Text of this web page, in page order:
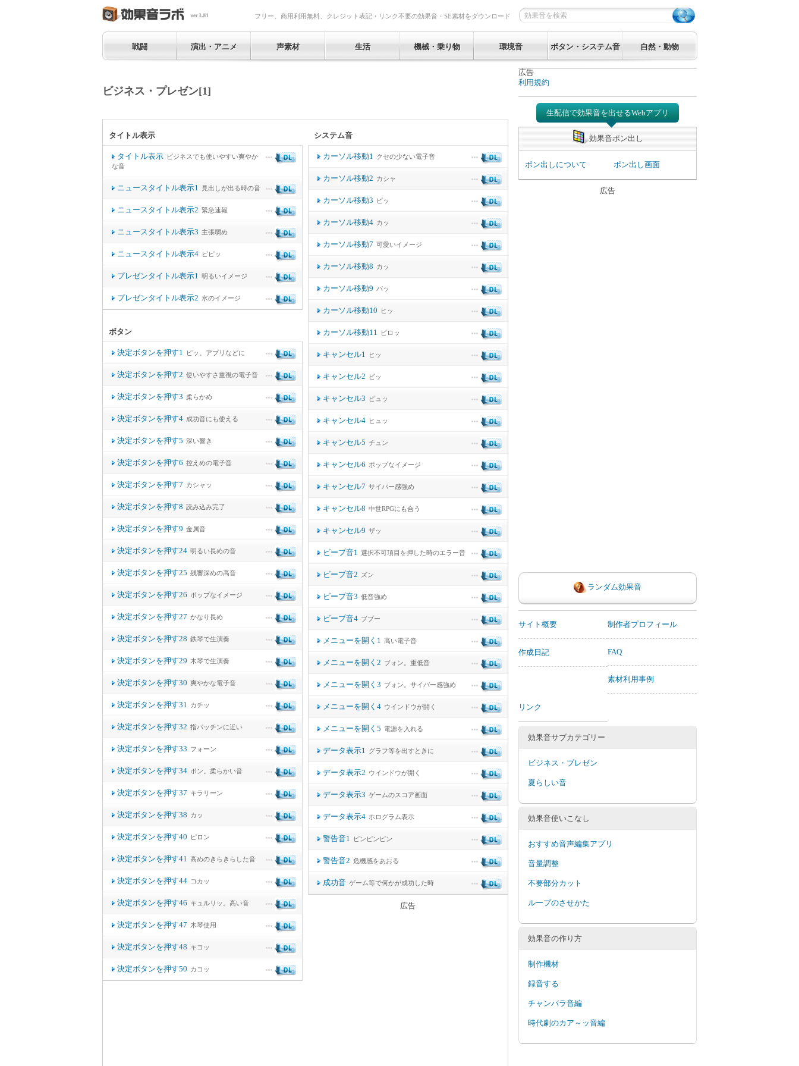
フリー、商用利用無料、クレジット表記・リンク不要の効果音・SE素材をダウンロード
戦闘 演出・アニメ 声素材 生活 機械・乗り物 環境音 ボタン・システム音 自然・動物
ビジネス・プレゼン[1]
タイトル表示
タイトル表示 ビジネスでも使いやすい爽やか
な音
ニュースタイトル表示1 見出しが出る時の音
ニュースタイトル表示2 緊急速報
ニュースタイトル表示3 主張弱め
ニュースタイトル表示4 ピピッ
プレゼンタイトル表示1 明るいイメージ
プレゼンタイトル表示2 水のイメージ
ボタン
決定ボタンを押す1 ピッ。アプリなどに
決定ボタンを押す2 使いやすさ重視の電子音
決定ボタンを押す3 柔らかめ
決定ボタンを押す4 成功音にも使える
決定ボタンを押す5 深い響き
決定ボタンを押す6 控えめの電子音
決定ボタンを押す7 カシャッ
決定ボタンを押す8 読み込み完了
決定ボタンを押す9 金属音
決定ボタンを押す24 明るい長めの音
決定ボタンを押す25 残響深めの高音
決定ボタンを押す26 ポップなイメージ
決定ボタンを押す27 かなり長め
決定ボタンを押す28 鉄琴で生演奏
決定ボタンを押す29 木琴で生演奏
決定ボタンを押す30 爽やかな電子音
決定ボタンを押す31 カチッ
決定ボタンを押す32 指パッチンに近い
決定ボタンを押す33 フォーン
決定ボタンを押す34 ポン。柔らかい音
決定ボタンを押す37 キラリーン
決定ボタンを押す38 カッ
決定ボタンを押す40 ピロン
決定ボタンを押す41 高めのきらきらした音
決定ボタンを押す44 コカッ
決定ボタンを押す46 キュルリッ。高い音
決定ボタンを押す47 木琴使用
決定ボタンを押す48 キコッ
決定ボタンを押す50 カコッ
システム音
カーソル移動1 クセの少ない電子音
カーソル移動2 カシャ
カーソル移動3 ピッ
カーソル移動4 カッ
カーソル移動7 可愛いイメージ
カーソル移動8 カッ
カーソル移動9 パッ
カーソル移動10 ヒッ
カーソル移動11 ピロッ
キャンセル1 ヒッ
キャンセル2 ビッ
キャンセル3 ピュッ
キャンセル4 ヒュッ
キャンセル5 チュン
キャンセル6 ポップなイメージ
キャンセル7 サイバー感強め
キャンセル8 中世RPGにも合う
キャンセル9 ザッ
ビープ音1 選択不可項目を押した時のエラー音
ビープ音2 ズン
ビープ音3 低音強め
ビープ音4 ブブー
メニューを開く1 高い電子音
メニューを開く2 ブォン。重低音
メニューを開く3 ブォン。サイバー感強め
メニューを開く4 ウインドウが開く
メニューを開く5 電源を入れる
データ表示1 グラフ等を出すときに
データ表示2 ウインドウが開く
データ表示3 ゲームのスコア画面
データ表示4 ホログラム表示
警告音1 ピンピンピン
警告音2 危機感をあおる
成功音 ゲーム等で何かが成功した時
広告
利用規約
生配信で効果音を出せるWebアプリ
効果音ポン出し
ポン出しについて ポン出し画面
広告
ランダム効果音
サイト概要 制作者プロフィール
作成日記 FAQ
素材利用事例
リンク
効果音サブカテゴリー
ビジネス・プレゼン
夏らしい音
効果音使いこなし
おすすめ音声編集アプリ
音量調整
不要部分カット
ループのさせかた
効果音の作り方
制作機材
録音する
チャンバラ音編
時代劇のカア～ッ音編
広告